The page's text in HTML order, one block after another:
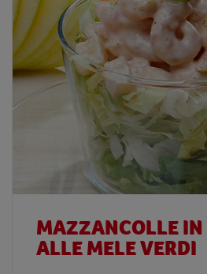
MAZZANCOLLE IN
ALLE MELE VERDI